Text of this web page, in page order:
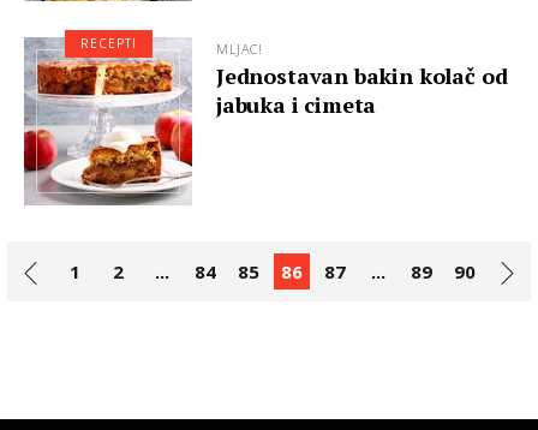
MLJAC!
Jednostavan bakin kolač od
jabuka i cimeta
RECEPTI
1 2 ... 84 85 86 87 ... 89 90